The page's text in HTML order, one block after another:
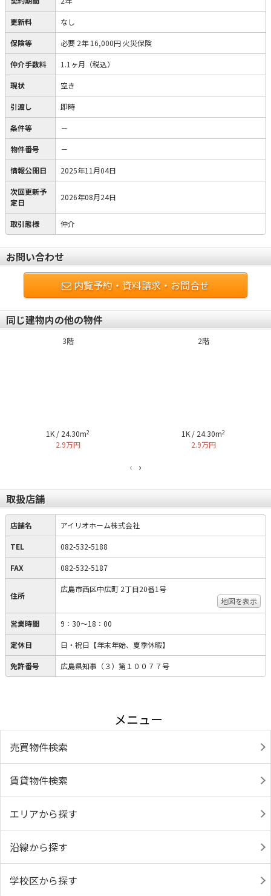
更新料 なし
保険等 必要 2年 16,000円 火災保険
仲介手数料 1.1ヶ月（税込）
現状 空き
引渡し 即時
条件等 －
物件番号 －
情報公開日 2025年11月04日
次回更新予
定日
2026年08月24日
取引態様 仲介
お問い合わせ
内覧予約・資料請求・お問合せ
同じ建物内の他の物件
3階
1K / 24.30m2
2.9万円
2階
1K / 24.30m2
2.9万円
‹ ›
取扱店舗
店舗名 アイリオホーム株式会社
TEL 082-532-5188
FAX 082-532-5187
住所
広島市西区中広町 2丁目20番1号
地図を表示
営業時間 9：30～18：00
定休日 日・祝日【年末年始、夏季休暇】
免許番号 広島県知事（３）第１００７７号
メニュー
売買物件検索
賃貸物件検索
エリアから探す
沿線から探す
学校区から探す